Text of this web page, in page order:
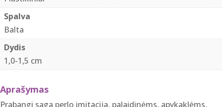
Spalva
Balta
Dydis
1,0-1,5 cm
Aprašymas
Prabangi saga perlo imitacija, palaidinėms, apykaklėms,